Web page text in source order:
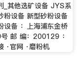
_其他选矿设备 JYS系
粉设备 新型砂粉设备
设备 ：上海浦东金桥
邮 编：200129 ：
·官网 ·磨粉机